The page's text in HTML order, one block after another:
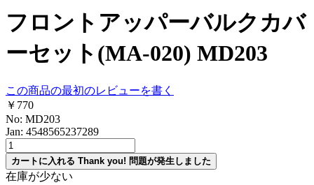
フロントアッパーバルクカバ
ーセット(MA-020) MD203
この商品の最初のレビューを書く
￥770
No: MD203
Jan: 4548565237289
カートに入れる Thank you! 問題が発生しました
在庫が少ない